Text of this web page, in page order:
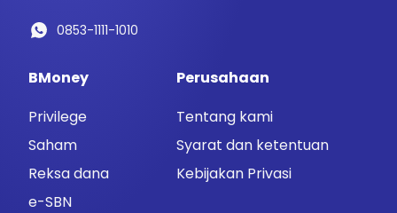
0853-1111-1010
BMoney
Privilege
Saham
Reksa dana
e-SBN
Perusahaan
Tentang kami
Syarat dan ketentuan
Kebijakan Privasi